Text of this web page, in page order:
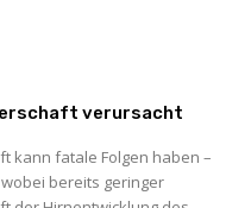
verursacht
kann fatale Folgen haben –
bereits geringer